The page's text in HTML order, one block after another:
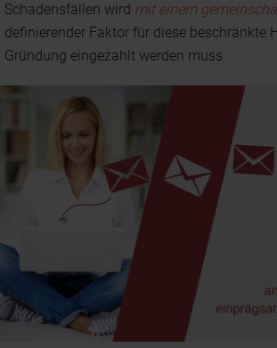
Schadensfällen wird mit einem
definierender Faktor für diese
Gründung eingezahlt werden muss.